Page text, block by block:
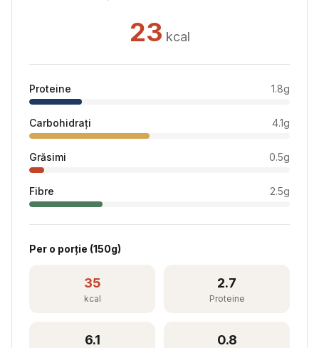
23 kcal
Proteine 1.8g
Carbohidrați 4.1g
Grăsimi 0.5g
Fibre 2.5g
Per o porție (150g)
35
kcal
2.7
Proteine
6.1 0.8